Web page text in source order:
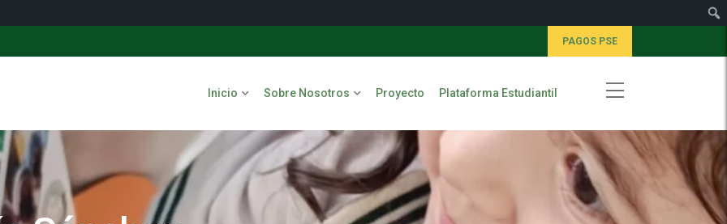
PAGOS PSE
Inicio Sobre Nosotros Proyecto Plataforma Estudiantil